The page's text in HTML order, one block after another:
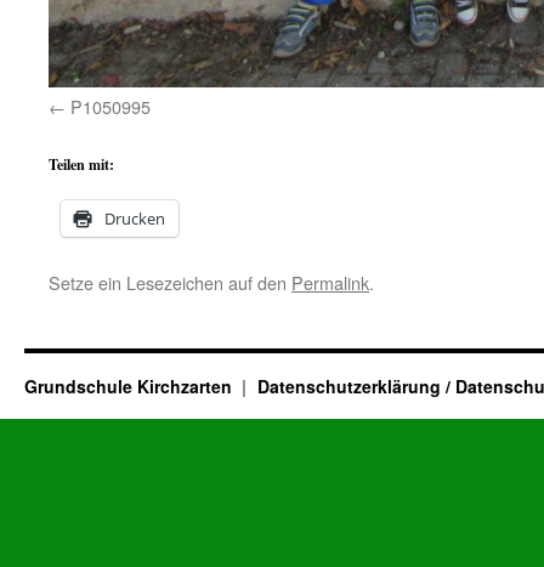
P1050995
Teilen mit:
Drucken
Setze ein Lesezeichen auf den Permalink.
Grundschule Kirchzarten Datenschutzerklärung /